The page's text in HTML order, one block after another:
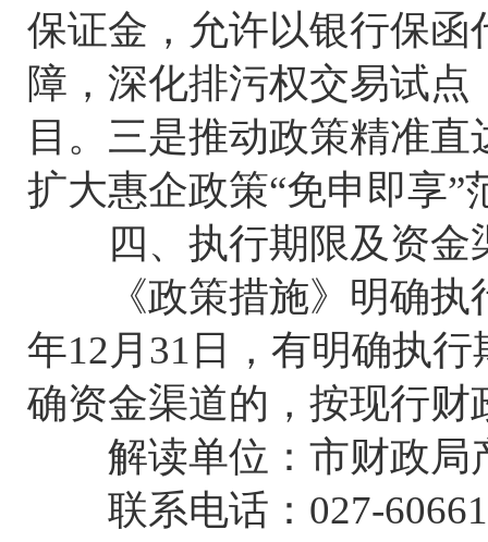
保证金，允许以银行保
障，深化排污权交易试
目。三是推动政策精准
扩大惠企政策“免申即享
四、执行期限及资金
《政策措施》明确执
年12月31日，有明确执
确资金渠道的，按现行财
解读单位：市财政局
联系电话：027-